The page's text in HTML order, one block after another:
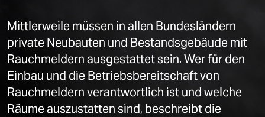
Mittlerweile müssen in allen Bundesländern
private Neubauten und Bestandsgebäude mit
Rauchmeldern ausgestattet sein. Wer für den
Einbau und die Betriebsbereitschaft von
Rauchmeldern verantwortlich ist und welche
Räume auszustatten sind, beschreibt die